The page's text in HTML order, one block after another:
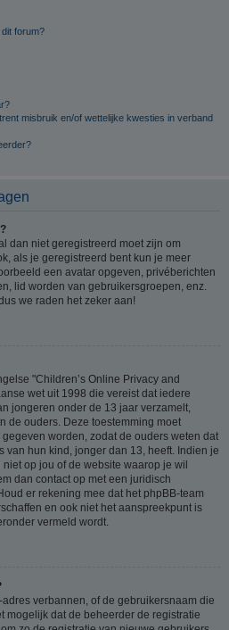
forum?
misbruik en/of wettelijke kwesties in verband
dan niet geregistreerd moet zijn om
als je geregistreerd bent kun je meer
een avatar opgeven, privéberichten
lid worden van gebruikersgroepen, enz.
we raden het zeker aan!
"Children’s Online Privacy and
wet uit 1998 die vereist dat iedere
jongeren onder de 13 jaar verzamelt,
de ouders. Deze toestemming moet
worden, zodat de ouders weten dat
hun kind, jonger dan 13, heeft. Indien je
op jou of de website waarop je wil
dan contact op met een juridisch
er rekening mee dat het phpBB-team
en ook niet het aanspreekpunt is
vermeld wordt.
verbannen, of de gebruikersnaam die
mogelijk dat de beheerder de registratie